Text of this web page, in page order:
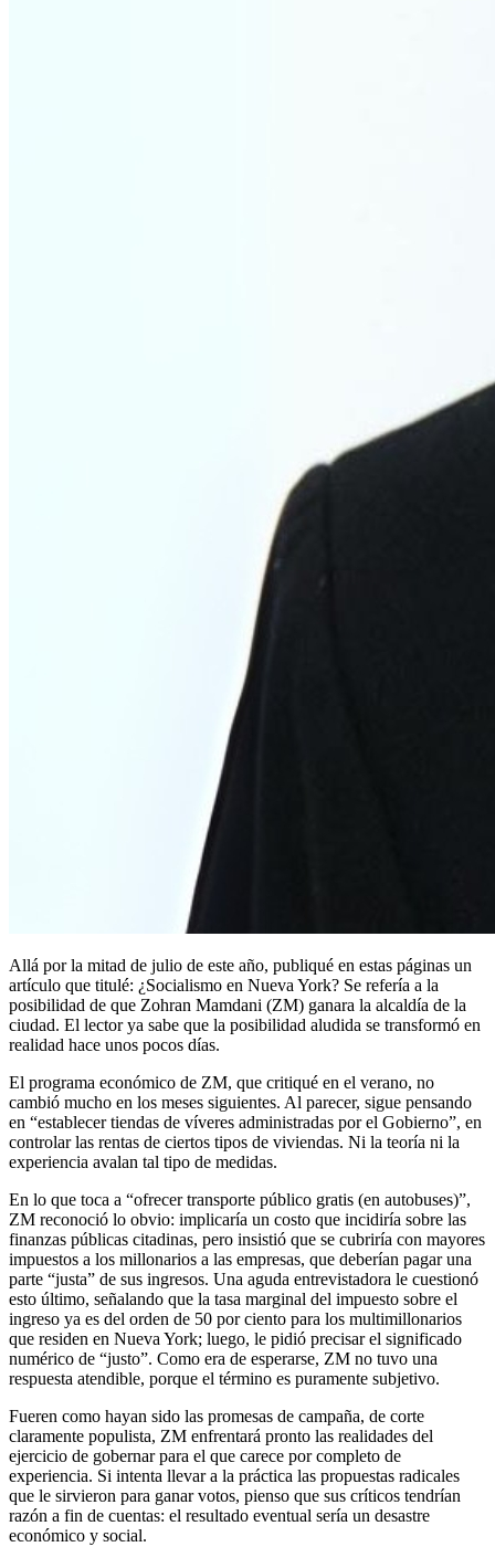
Allá por la mitad de julio de este año, publiqué en estas páginas un
artículo que titulé: ¿Socialismo en Nueva York? Se refería a la
posibilidad de que Zohran Mamdani (ZM) ganara la alcaldía de la
ciudad. El lector ya sabe que la posibilidad aludida se transformó en
realidad hace unos pocos días.
El programa económico de ZM, que critiqué en el verano, no
cambió mucho en los meses siguientes. Al parecer, sigue pensando
en “establecer tiendas de víveres administradas por el Gobierno”, en
controlar las rentas de ciertos tipos de viviendas. Ni la teoría ni la
experiencia avalan tal tipo de medidas.
En lo que toca a “ofrecer transporte público gratis (en autobuses)”,
ZM reconoció lo obvio: implicaría un costo que incidiría sobre las
finanzas públicas citadinas, pero insistió que se cubriría con mayores
impuestos a los millonarios a las empresas, que deberían pagar una
parte “justa” de sus ingresos. Una aguda entrevistadora le cuestionó
esto último, señalando que la tasa marginal del impuesto sobre el
ingreso ya es del orden de 50 por ciento para los multimillonarios
que residen en Nueva York; luego, le pidió precisar el significado
numérico de “justo”. Como era de esperarse, ZM no tuvo una
respuesta atendible, porque el término es puramente subjetivo.
Fueren como hayan sido las promesas de campaña, de corte
claramente populista, ZM enfrentará pronto las realidades del
ejercicio de gobernar para el que carece por completo de
experiencia. Si intenta llevar a la práctica las propuestas radicales
que le sirvieron para ganar votos, pienso que sus críticos tendrían
razón a fin de cuentas: el resultado eventual sería un desastre
económico y social.